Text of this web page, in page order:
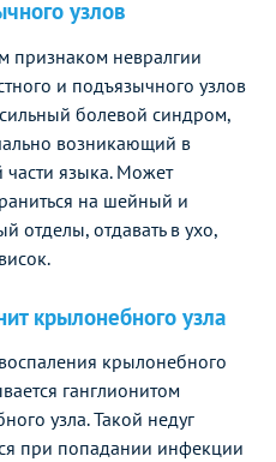
узлов
признаком невралгии
и подъязычного узлов
сильный болевой синдром,
возникающий в
части языка. Может
на шейный и
отделы, отдавать в ухо,
крылонебного узла
крылонебного
ганглионитом
узла. Такой недуг
при попадании инфекции